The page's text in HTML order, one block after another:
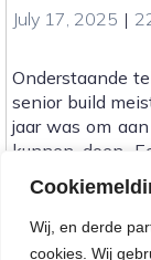
Wij, en derde
cookies. Wij
July 17, 2025 |
Onderstaande
senior build
jaar was om
kunnen doen.